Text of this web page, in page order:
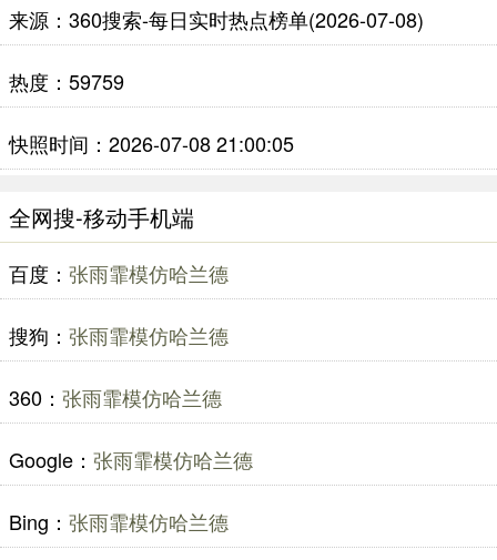
来源：360搜索-每日实时热点榜单(2026-07-08)
热度：59759
快照时间：2026-07-08 21:00:05
全网搜-移动手机端
百度： 张雨霏模仿哈兰德
搜狗： 张雨霏模仿哈兰德
360： 张雨霏模仿哈兰德
Google： 张雨霏模仿哈兰德
Bing： 张雨霏模仿哈兰德